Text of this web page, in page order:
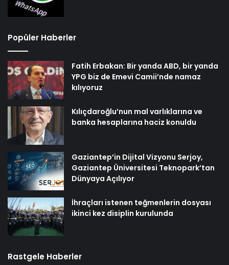
Popüler Haberler
Fatih Erbakan: Bir yanda ABD, bir yanda
YPG biz de Emevi Camii’nde namaz
kılıyoruz
Kılıçdaroğlu’nun mal varlıklarına ve
banka hesaplarına haciz konuldu
Gaziantep’in Dijital Vizyonu Serjoy,
Gaziantep Üniversitesi Teknopark’tan
Dünyaya Açılıyor
İhraçları istenen teğmenlerin dosyası
ikinci kez disiplin kurulunda
Rastgele Haberler